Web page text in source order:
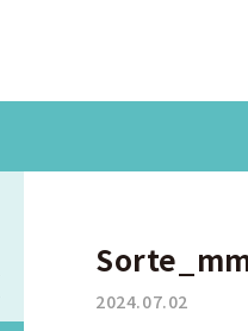
2024.07.02